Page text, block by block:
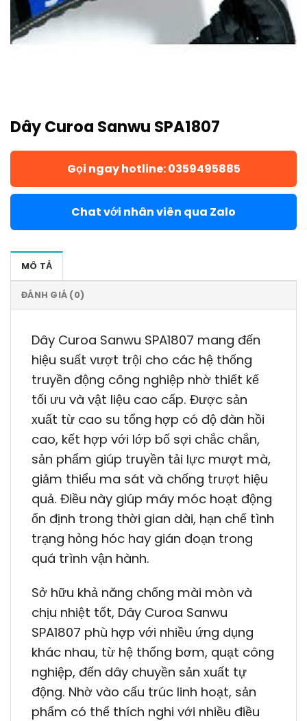
Dây Curoa Sanwu SPA1807
Gọi ngay hotline: 0359495885
Chat với nhân viên qua Zalo
MÔ TẢ
ĐÁNH GIÁ (0)
Dây Curoa Sanwu SPA1807 mang đến
hiệu suất vượt trội cho các hệ thống
truyền động công nghiệp nhờ thiết kế
tối ưu và vật liệu cao cấp. Được sản
xuất từ cao su tổng hợp có độ đàn hồi
cao, kết hợp với lớp bố sợi chắc chắn,
sản phẩm giúp truyền tải lực mượt mà,
giảm thiểu ma sát và chống trượt hiệu
quả. Điều này giúp máy móc hoạt động
ổn định trong thời gian dài, hạn chế tình
trạng hỏng hóc hay gián đoạn trong
quá trình vận hành.
Sở hữu khả năng chống mài mòn và
chịu nhiệt tốt, Dây Curoa Sanwu
SPA1807 phù hợp với nhiều ứng dụng
khác nhau, từ hệ thống bơm, quạt công
nghiệp, đến dây chuyền sản xuất tự
động. Nhờ vào cấu trúc linh hoạt, sản
phẩm có thể thích nghi với nhiều điều